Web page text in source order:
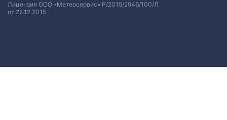
Лицензия ООО «Метеосервис» Р/2015/2946/100/Л
от 22.12.2015